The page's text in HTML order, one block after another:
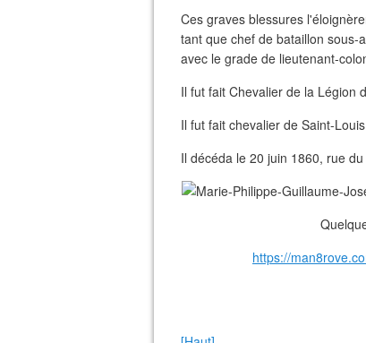
Ces graves blessures
tant que chef de bataillon sous-
avec le grade de lieutenant-
Il fut fait Chevalier de la Légion
Il fut fait chevalier de Saint-
Il décéda le 20 juin 1860, rue
https://